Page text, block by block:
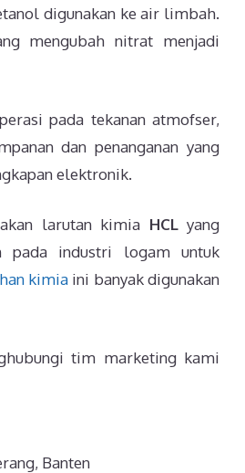
digunakan ke air limbah.
mengubah nitrat menjadi
pada tekanan atmofser,
dan penanganan yang
elektronik.
larutan kimia HCLyang
pada industri logam untuk
kimiaini banyak digunakan
tim marketing kami
Banten